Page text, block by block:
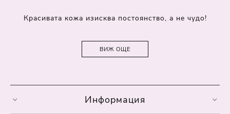
Красивата кожа изисква постоянство, а не чудо!
ВИЖ ОЩЕ
Информация